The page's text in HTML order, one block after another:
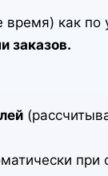
как по
заказов.